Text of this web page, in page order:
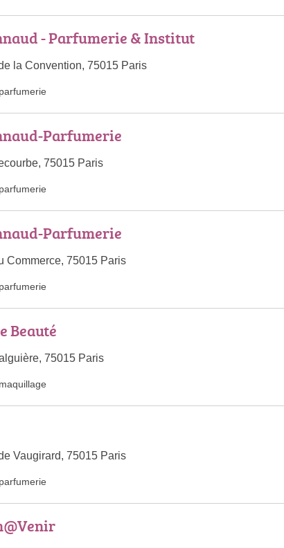
- Parfumerie & Institut
la Convention, 75015 Paris
parfumerie
Parfumerie
75015 Paris
parfumerie
Parfumerie
Commerce, 75015 Paris
parfumerie
Beauté
75015 Paris
maquillage
Vaugirard, 75015 Paris
parfumerie